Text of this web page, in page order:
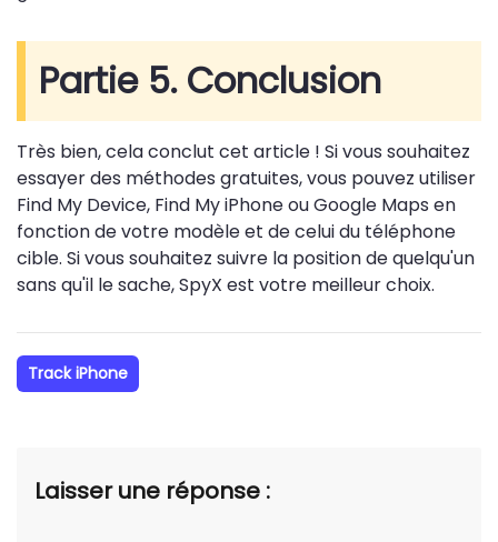
Partie 5. Conclusion
Très bien, cela conclut cet article ! Si vous souhaitez
essayer des méthodes gratuites, vous pouvez utiliser
Find My Device, Find My iPhone ou Google Maps en
fonction de votre modèle et de celui du téléphone
cible. Si vous souhaitez suivre la position de quelqu'un
sans qu'il le sache, SpyX est votre meilleur choix.
Track iPhone
Laisser une réponse :